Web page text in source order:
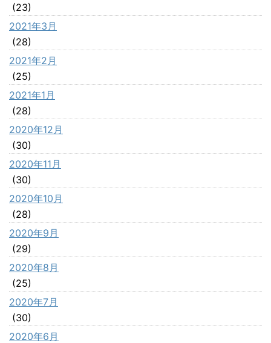
(23)
2021年3月
(28)
2021年2月
(25)
2021年1月
(28)
2020年12月
(30)
2020年11月
(30)
2020年10月
(28)
2020年9月
(29)
2020年8月
(25)
2020年7月
(30)
2020年6月